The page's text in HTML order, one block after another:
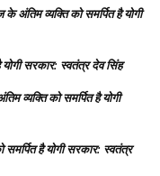
के अंतिम व्यक्ति को समर्पित है योगी
सरकार: स्वतंत्र देव सिंह
व्यक्ति को समर्पित है योगी
है योगी सरकार: स्वतंत्र